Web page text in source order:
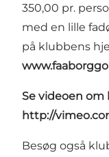
350,00 pr.
med en lille
på klubbens
Se videoen
http://
Besøg også